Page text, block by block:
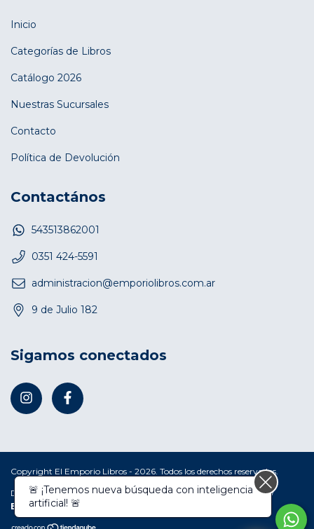
Inicio
Categorías de Libros
Catálogo 2026
Nuestras Sucursales
Contacto
Política de Devolución
Contactános
543513862001
0351 424-5591
administracion@emporiolibros.com.ar
9 de Julio 182
Sigamos conectados
Copyright El Emporio Libros - 2026. Todos los derechos reservados.
Defensa de las y los consumidores. Para reclamos ingresá acá. /
Botón de arrepentimiento
🚨 ¡Tenemos nueva búsqueda con inteligencia
artificial! 🚨